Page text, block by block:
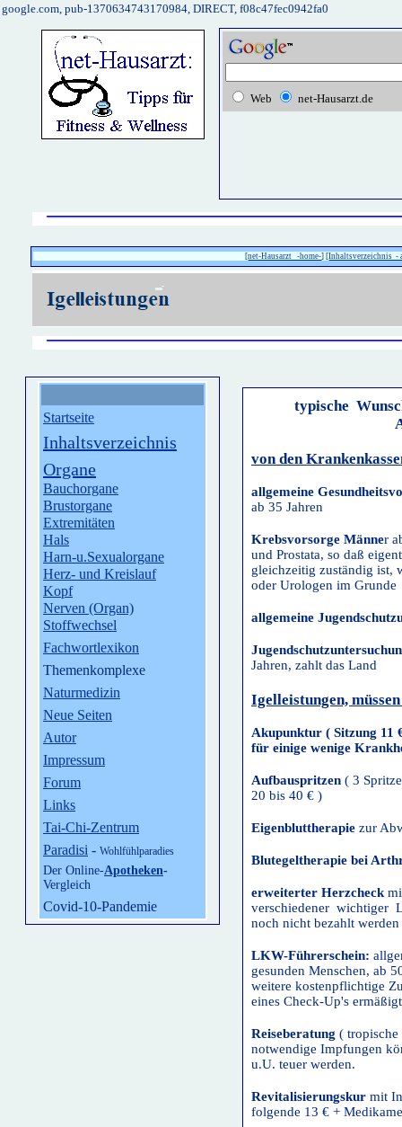
google.com, pub-1370634743170984, DIRECT, f08c47fec0942fa0
Web net-Hausarzt.de
[net-Hausarzt -home-] [Inhaltsverzeichnis -
Startseite
Inhaltsverzeichnis
Organe
Bauchorgane
Brustorgane
Extremitäten
Hals
Harn-u.Sexualorgane
Herz- und Kreislauf
Kopf
Nerven (Organ)
Stoffwechsel
Fachwortlexikon
Themenkomplexe
Naturmedizin
Neue Seiten
Autor
Impressum
Forum
Links
Tai-Chi-Zentrum
Paradisi - Wohlfühlparadies
Der Online-Apotheken-
Vergleich
Covid-10-Pandemie
typische
von den
allgemeine
ab 35 Jahren
Krebsvorsorge Männer
und Prostata, so daß
gleichzeitig zuständig ist,
oder Urologen im
allgemeine
Jahren, zahlt das Land
Igelleistungen,
Akupunktur ( Sitzung 11
für einige wenige
Aufbauspritzen ( 3
20 bis 40 € )
Eigenbluttherapie zur
Blutegeltherapie bei
erweiterter Herzcheck
verschiedener wichtiger
noch nicht bezahlt
LKW-Führerschein:
gesunden Menschen, ab
weitere kostenpflichtige
eines Check-Up's
Reiseberatung ( tropische
notwendige Impfungen
u.U. teuer werden.
Revitalisierungskur mit
folgende 13 € +